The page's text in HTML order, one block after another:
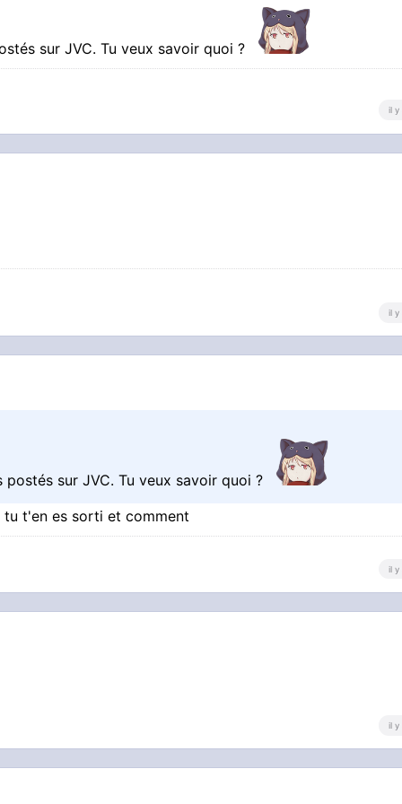
sur JVC. Tu veux savoir quoi ?
il y
il y
sur JVC. Tu veux savoir quoi ?
t'en es sorti et comment
il y
il y